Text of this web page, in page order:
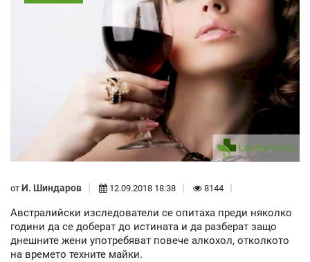
от И. Шиндаров 12.09.2018 18:38 8144
Австралийски изследователи се опитаха преди няколко
години да се доберат до истината и да разберат защо
днешните жени употребяват повече алкохол, отколкото
на времето техните майки.